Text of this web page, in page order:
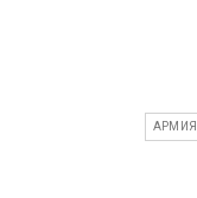
АРМИЯ